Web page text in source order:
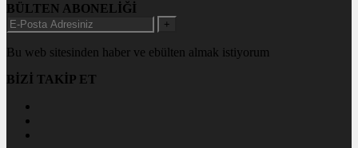
BÜLTEN ABONELİĞİ
+
Bu web sitesinden haber ve ebülten almak istiyorum
BİZİ TAKİP ET